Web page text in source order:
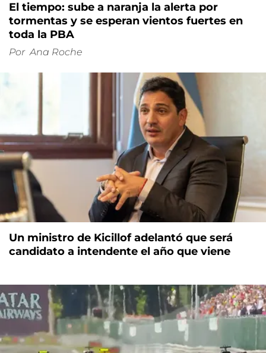
El tiempo: sube a naranja la alerta por
tormentas y se esperan vientos fuertes en
toda la PBA
Por Ana Roche
Un ministro de Kicillof adelantó que será
candidato a intendente el año que viene